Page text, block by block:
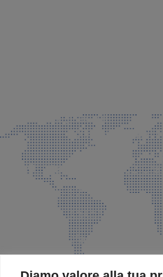
info@faeg.it
Via Padre Elzi, 32
035 525015
035 335037
info@faeg.it
SITE